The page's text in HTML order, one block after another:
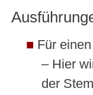
Für
– Hier
der